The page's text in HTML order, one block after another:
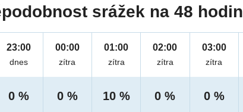
srážek na 48 hodin
23:00
dnes
0 %
00:00
zítra
0 %
01:00
zítra
10 %
02:00
zítra
0 %
03:00
zítra
0 %